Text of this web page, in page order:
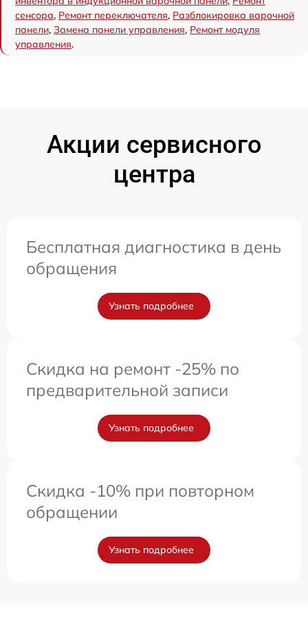
сенсора, Ремонт переключателя, Разблокировка варочной
панели, Замена панели управления, Ремонт модуля
управления.
Акции сервисного
центра
Бесплатная диагностика в день
обращения
Узнать подробнее
Скидка на ремонт -25% по
предварительной записи
Узнать подробнее
Скидка -10% при повторном
обращении
Узнать подробнее